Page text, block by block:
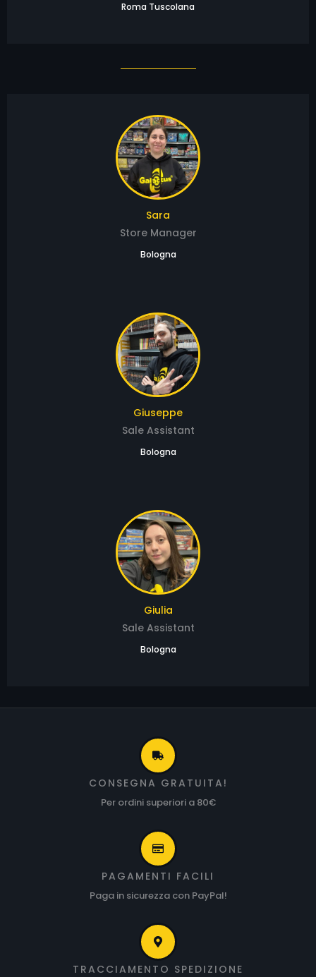
Roma Tuscolana
Sara
Store Manager
Bologna
Giuseppe
Sale Assistant
Bologna
Giulia
Sale Assistant
Bologna
CONSEGNA GRATUITA!
Per ordini superiori a 80€
PAGAMENTI FACILI
Paga in sicurezza con PayPal!
TRACCIAMENTO SPEDIZIONE